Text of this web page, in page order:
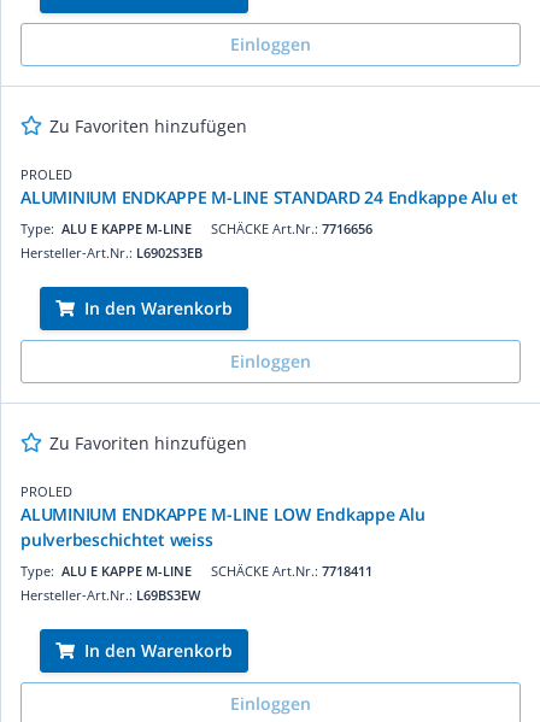
Einloggen
Zu Favoriten hinzufügen
PROLED
ALUMINIUM ENDKAPPE M-LINE STANDARD 24 Endkappe Alu et
SCHÄCKE Art.Nr.: 7716656
Type: ALU E KAPPE M-LINE
Hersteller-Art.Nr.: L6902S3EB
In den Warenkorb
Einloggen
Zu Favoriten hinzufügen
PROLED
ALUMINIUM ENDKAPPE M-LINE LOW Endkappe Alu
pulverbeschichtet weiss
SCHÄCKE Art.Nr.: 7718411
Type: ALU E KAPPE M-LINE
Hersteller-Art.Nr.: L69BS3EW
In den Warenkorb
Einloggen